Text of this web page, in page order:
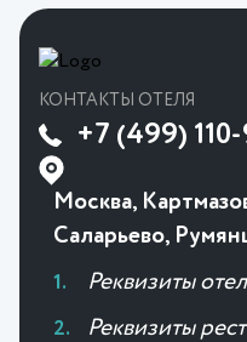
КОНТАКТЫ ОТЕЛЯ
+7 (499)
Москва,
Саларьево,
Реквизиты
Реквизиты